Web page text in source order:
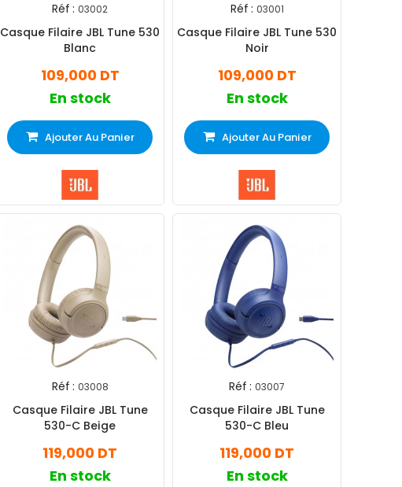
Réf : 03002
Casque Filaire JBL Tune 530
Blanc
109,000 DT
En stock
Ajouter Au Panier
Réf : 03001
Casque Filaire JBL Tune 530
Noir
109,000 DT
En stock
Ajouter Au Panier
Réf : 03008
Casque Filaire JBL Tune
530-C Beige
119,000 DT
En stock
Réf : 03007
Casque Filaire JBL Tune
530-C Bleu
119,000 DT
En stock